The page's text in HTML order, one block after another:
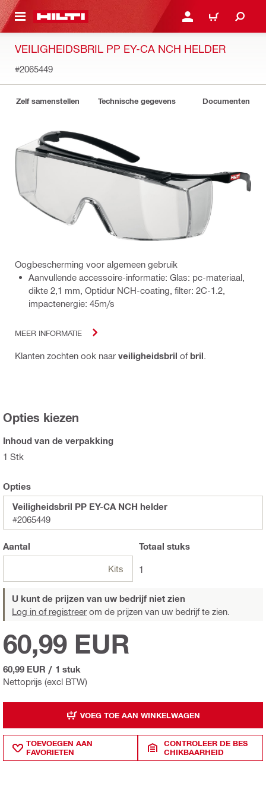
HOOFDINHOUD LOG IN OF REGISTREER
WINKELWAGEN
VEILIGHEIDSBRIL PP EY-CA NCH HELDER
#2065449
Zelf samenstellen Technische gegevens Documenten
Oogbescherming voor algemeen gebruik
Aanvullende accessoire-informatie: Glas: pc-materiaal,
dikte 2,1 mm, Optidur NCH-coating, filter: 2C-1.2,
impactenergie: 45m/s
MEER INFORMATIE
Klanten zochten ook naar veiligheidsbril ofbril
Opties kiezen
Inhoud van de verpakking
1 Stk
Opties
Veiligheidsbril PP EY-CA NCH helder
#2065449
Aantal
Kits
Totaal stuks
1
U kunt de prijzen van uw bedrijf niet zien
Log in of registreer om de prijzen van uw bedrijf te zien.
Nettoprijs (excl BTW)
60,99 EUR
60,99 EUR / 1 stuk
VOEG TOE AAN WINKELWAGEN
TOEVOEGEN AAN
FAVORIETEN
CONTROLEER DE BES
CHIKBAARHEID